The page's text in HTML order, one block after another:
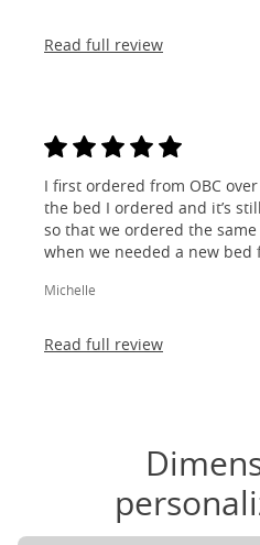
Read full review
I first ordered from OBC
the bed I ordered and it’s
so that we ordered the
when we needed a new
Michelle
Read full review